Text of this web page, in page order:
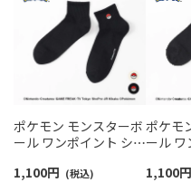
ポケモン モンスターボ
ール ワンポイント ショ
クス メンズ 02432202
1,100円 (税込)
ポケモ
ール ワ
クス レ
1,100円